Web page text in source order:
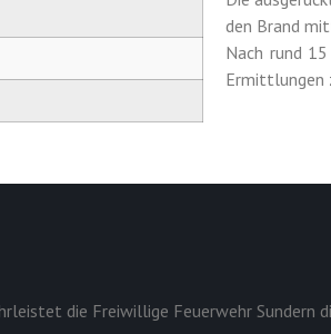
den Brand
Nach rund
Ermittlungen
die Freiwillige Feuerwehr Sundern